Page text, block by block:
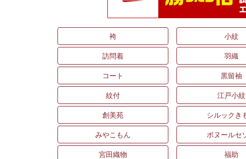
袴 小紋
訪問着 羽織
コート 黒留袖
紋付 江戸小紋
創美苑 シルックき
みやこもん ボヌールセ
宮田織物 福助